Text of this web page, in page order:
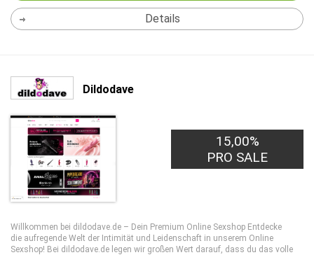
Details
Dildodave
15,00%
PRO SALE
Willkommen bei dildodave.de – Dein Premium Online Sexshop Entdecke
die aufregende Welt der Intimität und Leidenschaft in unserem Online
Sexshop! Bei dildodave.de legen wir großen Wert darauf, dass du das volle